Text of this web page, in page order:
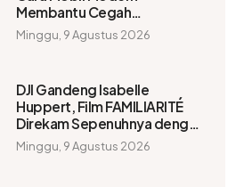
Membantu Cegah
Kecelakaan
Minggu, 9 Agustus 2026
DJI Gandeng Isabelle
Huppert, Film FAMILIARITÉ
Direkam Sepenuhnya dengan
Osmo Pocket 4P
Minggu, 9 Agustus 2026